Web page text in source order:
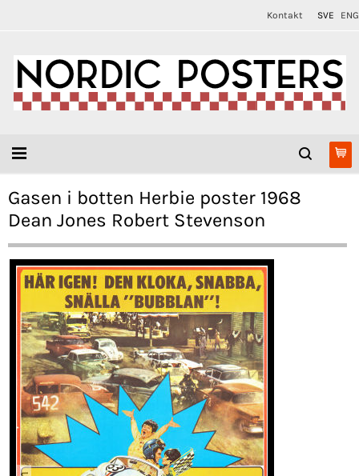
Kontakt SVE ENG
Gasen i botten Herbie poster 1968
Dean Jones Robert Stevenson